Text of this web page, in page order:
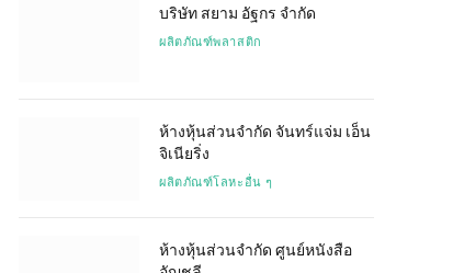
บริษัท สยาม อัฐกร จำกัด
ผลิตภัณฑ์พลาสติก
ห้างหุ้นส่วนจำกัด จันทร์แจ่ม เอ็น
จิเนียริ่ง
ผลิตภัณฑ์โลหะอื่น ๆ
ห้างหุ้นส่วนจำกัด ศูนย์หนังสือ